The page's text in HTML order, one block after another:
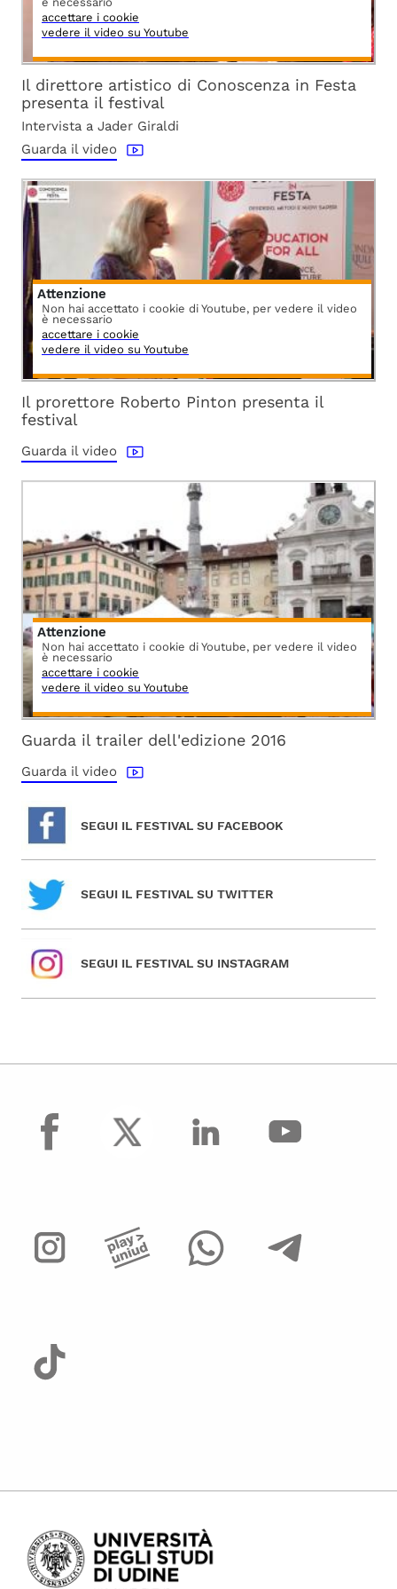
accettare i cookie
vedere il video su Youtube
Il direttore artistico di Conoscenza in Festa
presenta il festival
Intervista a Jader Giraldi
Guarda il video
Attenzione
Non hai accettato i cookie di Youtube, per vedere il video
è necessario
accettare i cookie
vedere il video su Youtube
Il prorettore Roberto Pinton presenta il
festival
Guarda il video
Attenzione
Non hai accettato i cookie di Youtube, per vedere il video
è necessario
accettare i cookie
vedere il video su Youtube
Guarda il trailer dell'edizione 2016
Guarda il video
SEGUI IL FESTIVAL SU FACEBOOK
SEGUI IL FESTIVAL SU TWITTER
SEGUI IL FESTIVAL SU INSTAGRAM
facebook